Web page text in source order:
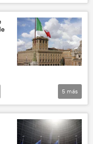
5 más